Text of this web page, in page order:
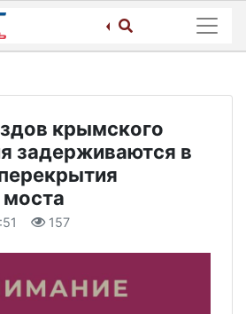
крымского
задерживаются в
157